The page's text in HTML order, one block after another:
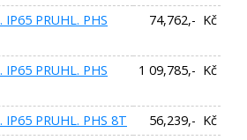
IP65 PRUHL. PHS
74,762,- Kč
IP65 PRUHL. PHS
1 09,785,- Kč
IP65 PRUHL. PHS 8T
56,239,- Kč